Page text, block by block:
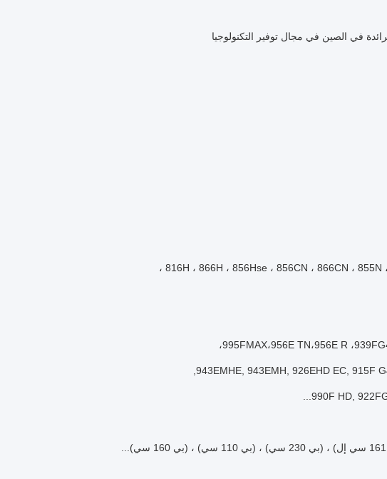
في الصين في مجال توفير التكنولوجيا
943EMHE, 943EMH, 926EHD EC, 915F
990F HD,